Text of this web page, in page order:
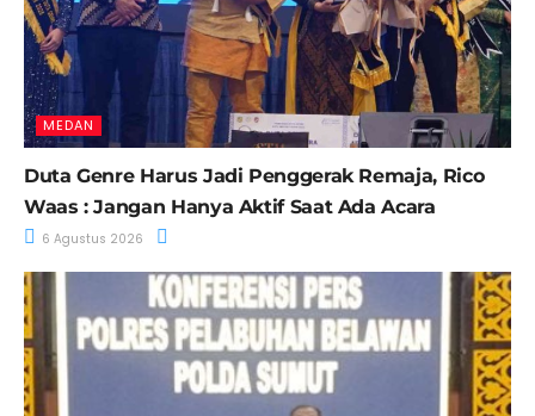
MEDAN
Duta Genre Harus Jadi Penggerak Remaja, Rico
Waas : Jangan Hanya Aktif Saat Ada Acara
6 Agustus 2026